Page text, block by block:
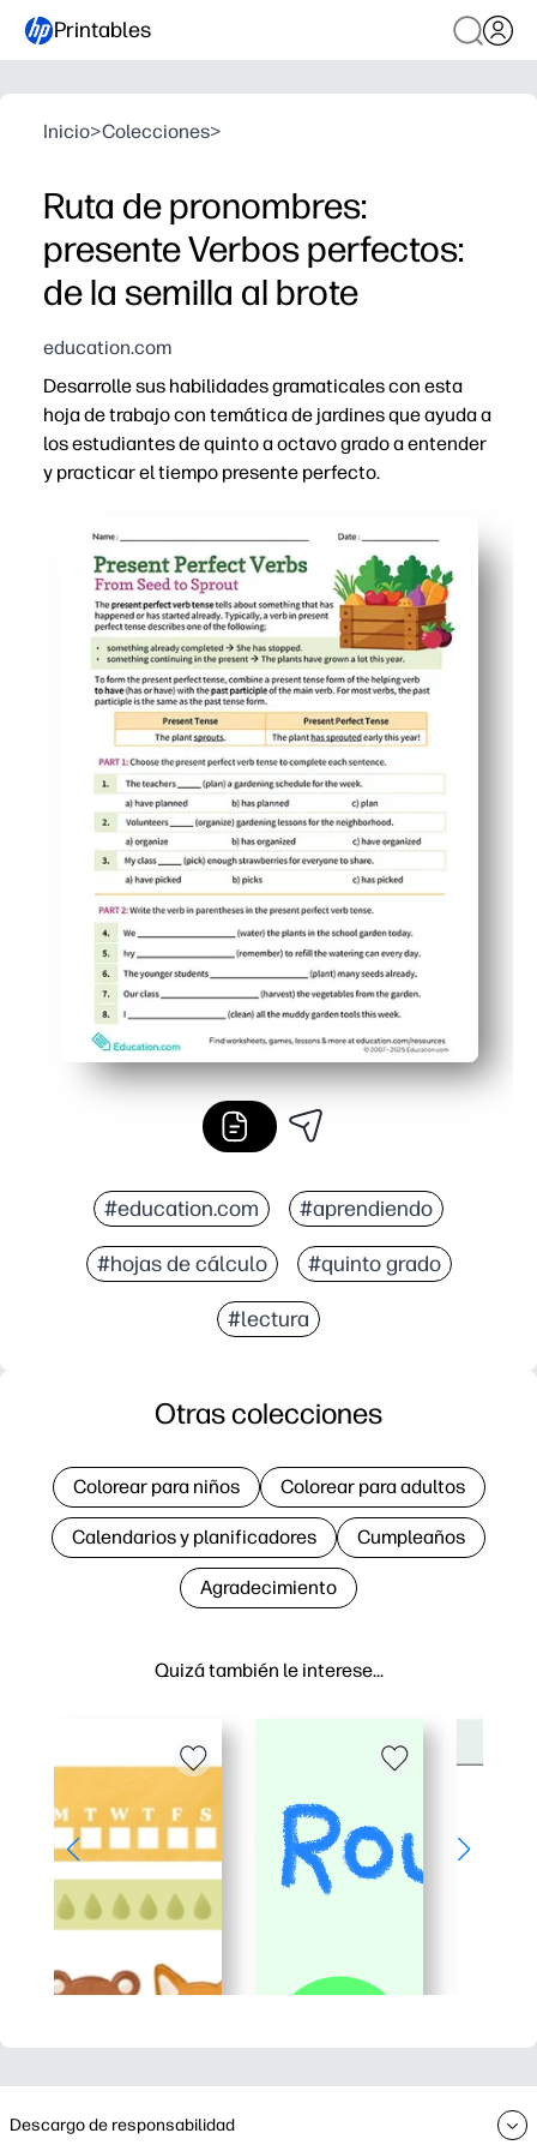
Printables
Inicio>Colecciones>
Ruta de pronombres:
presente Verbos perfectos:
de la semilla al brote
education.com
Desarrolle sus habilidades gramaticales con esta
hoja de trabajo con temática de jardines que ayuda a
los estudiantes de quinto a octavo grado a entender
y practicar el tiempo presente perfecto.
Obtiene la comodidad de imprimir y usar, sin
El tema del huerto a partir de semillas engancha a
Práctica clara sobre tener/tiene + participio pasado:
Uso flexible: perfecto para calentamientos,
#education.com #aprendiendo
#hojas de cálculo #quinto grado
#lectura
Quizá también le interese…
Otras colecciones
Colorear para niños Colorear para adultos
Calendarios y planificadores Cumpleaños
Agradecimiento
Descargo de responsabilidad